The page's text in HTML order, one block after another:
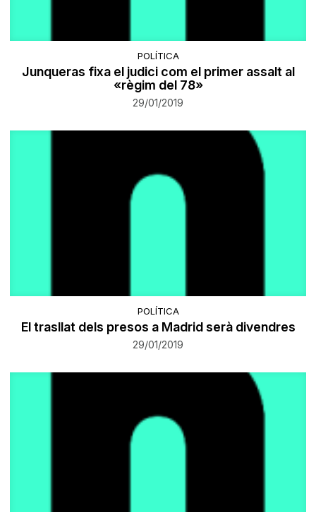
POLÍTICA
Junqueras fixa el judici com el primer assalt al
«règim del 78»
29/01/2019
POLÍTICA
El trasllat dels presos a Madrid serà divendres
29/01/2019